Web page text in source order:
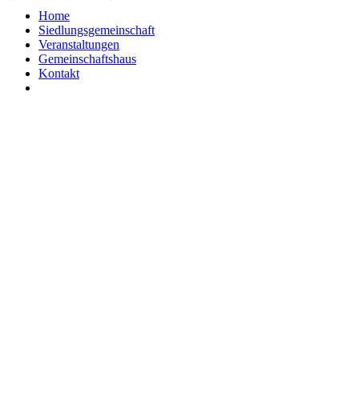
Home
Siedlungsgemeinschaft
Veranstaltungen
Gemeinschaftshaus
Kontakt